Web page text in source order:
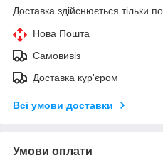
Доставка здійснюється тільки
Нова Пошта
Самовивіз
Доставка кур'єром
Всі умови доставки
Умови оплати